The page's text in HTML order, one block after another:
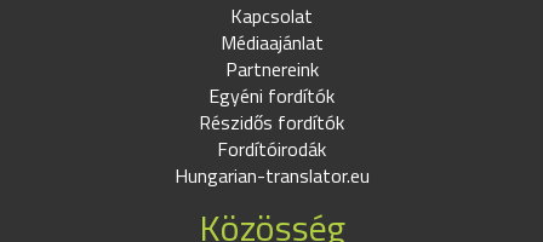
Kapcsolat
Médiaajánlat
Partnereink
Egyéni fordítók
Részidős fordítók
Fordítóirodák
Hungarian-translator.eu
Közösség